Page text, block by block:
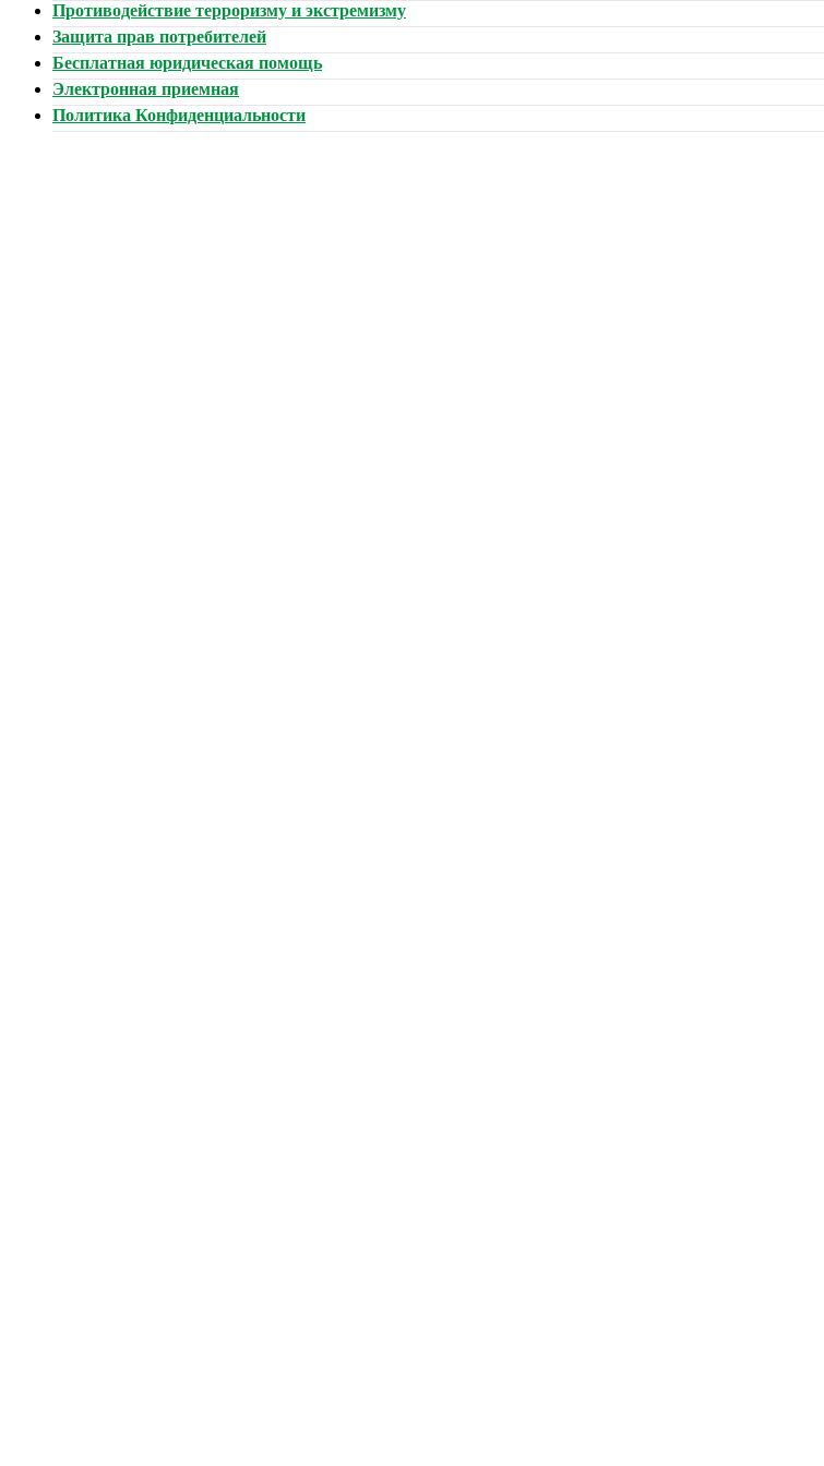
Противодействие терроризму и экстремизму
Защита прав потребителей
Бесплатная юридическая помощь
Электронная приемная
Политика Конфиденциальности